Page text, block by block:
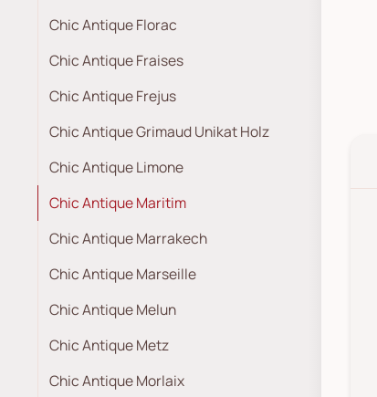
Chic Antique Florac
Chic Antique Fraises
Chic Antique Frejus
Chic Antique Grimaud Unikat Holz
Chic Antique Limone
Chic Antique Maritim
Chic Antique Marrakech
Chic Antique Marseille
Chic Antique Melun
Chic Antique Metz
Chic Antique Morlaix